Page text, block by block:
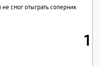
смог отыграть соперник
1